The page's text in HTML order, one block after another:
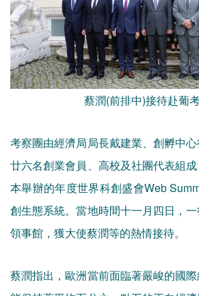
蔡潤(前排中)接待赴葡
考察團由經濟局局長戴建業、創孵中
廿六名創業會員、高校及社團代表組
本舉辦的年度世界科創盛會Web
創生態系統。當地時間十一月四日，
領事館，獲大使蔡潤等的熱情接待。
蔡潤指出，歐洲當前面臨著嚴峻的國